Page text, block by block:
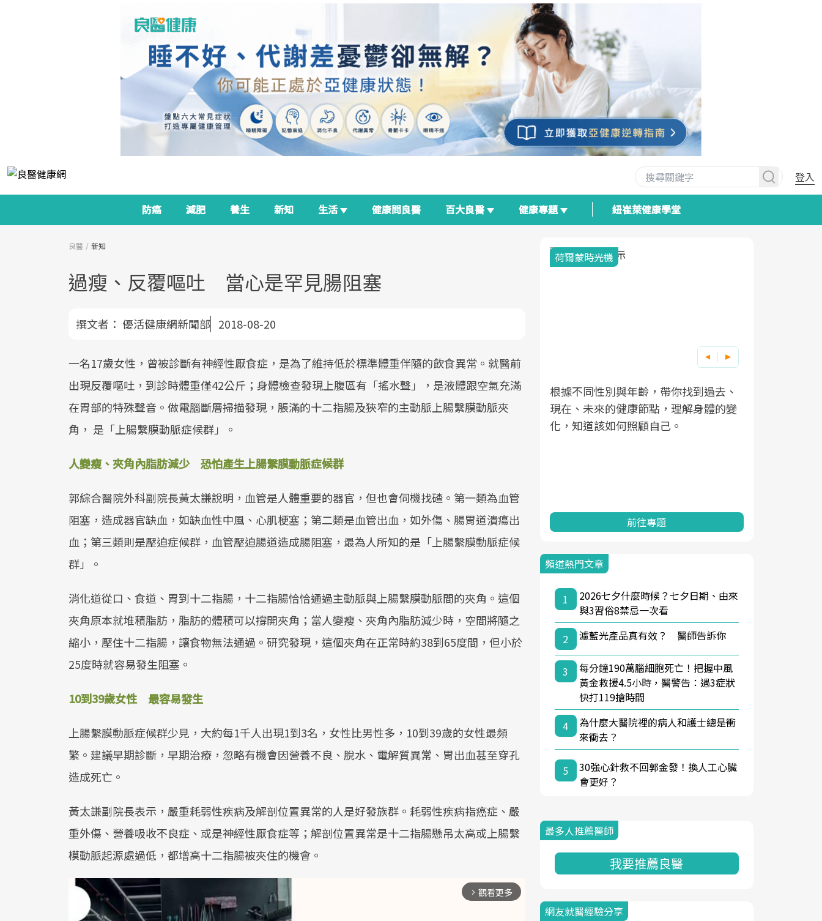
登入
防癌 減肥 養生 新知 生活 健康問良醫 百大良醫 健康專題 紐崔萊健康學堂
良醫 新知
過瘦、反覆嘔吐 當心是罕見腸阻塞
撰文者： 優活健康網新聞部 2018-08-20
一名17歲女性，曾被診斷有神經性厭食症，是為了維持低於標準體重伴隨的飲食異常。就醫前
出現反覆嘔吐，到診時體重僅42公斤；身體檢查發現上腹區有「搖水聲」，是液體跟空氣充滿
在胃部的特殊聲音。做電腦斷層掃描發現，脹滿的十二指腸及狹窄的主動脈上腸繫膜動脈夾
角， 是「上腸繫膜動脈症候群」。
人變瘦、夾角內脂肪減少 恐怕產生上腸繫膜動脈症候群
郭綜合醫院外科副院長黃太謙說明，血管是人體重要的器官，但也會伺機找碴。第一類為血管
阻塞，造成器官缺血，如缺血性中風、心肌梗塞；第二類是血管出血，如外傷、腸胃道潰瘍出
血；第三類則是壓迫症候群，血管壓迫腸道造成腸阻塞，最為人所知的是「上腸繫膜動脈症候
群」。
消化道從口、食道、胃到十二指腸，十二指腸恰恰通過主動脈與上腸繫膜動脈間的夾角。這個
夾角原本就堆積脂肪，脂肪的體積可以撐開夾角；當人變瘦、夾角內脂肪減少時，空間將隨之
縮小，壓住十二指腸，讓食物無法通過。研究發現，這個夾角在正常時約38到65度間，但小於
25度時就容易發生阻塞。
10到39歲女性 最容易發生
上腸繫膜動脈症候群少見，大約每1千人出現1到3名，女性比男性多，10到39歲的女性最頻
繁。建議早期診斷，早期治療，忽略有機會因營養不良、脫水、電解質異常、胃出血甚至穿孔
造成死亡。
黃太謙副院長表示，嚴重耗弱性疾病及解剖位置異常的人是好發族群。耗弱性疾病指癌症、嚴
重外傷、營養吸收不良症、或是神經性厭食症等；解剖位置異常是十二指腸懸吊太高或上腸繫
模動脈起源處過低，都增高十二指腸被夾住的機會。
arrow_forward_ios 觀看更多
面對超高齡社會的浪潮，台灣正在快速
邁向「健康照護」的新時代。隨著國家
關注的核心議題。然而，健檢不只是醫
狀況、啟動健康管理的重要起點。
前往專題
2025年，就到良醫生活祭體驗「一站式
健康新生活」，從講座、體驗到運動，
前往專題
良醫健康網從「換季的身體變化」出
發，透過醫學觀點與日常感受的對話，
前往專題
荷爾蒙時光機
根據不同性別與年齡，帶你找到過去、
現在、未來的健康節點，理解身體的變
化，知道該如何照顧自己。
前往專題
頻道熱門文章
1
2026七夕什麼時候？七夕日期、由來
與3習俗8禁忌一次看
2
濾藍光產品真有效？ 醫師告訴你
3
每分鐘190萬腦細胞死亡！把握中風
黃金救援4.5小時，醫警告：遇3症狀
快打119搶時間
4
為什麼大醫院裡的病人和護士總是衝
來衝去？
5
30強心針救不回郭金發！換人工心臟
會更好？
最多人推薦醫師
我要推薦良醫
網友就醫經驗分享